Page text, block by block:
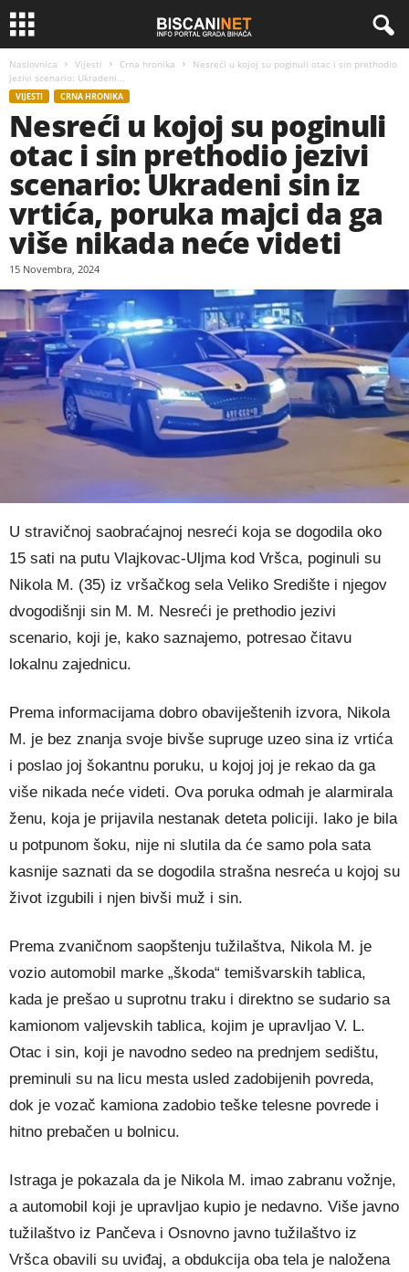
Naslovnica Vijesti Crna hronika
Nesreći u kojoj su poginuli otac i sin prethodio
jezivi scenario: Ukradeni...
VIJESTI CRNA HRONIKA
Nesreći u kojoj su poginuli
otac i sin prethodio jezivi
scenario: Ukradeni sin iz
vrtića, poruka majci da ga
više nikada neće videti
15 Novembra, 2024
U stravičnoj saobraćajnoj nesreći koja se dogodila oko
15 sati na putu Vlajkovac-Uljma kod Vršca, poginuli su
Nikola M. (35) iz vršačkog sela Veliko Središte i njegov
dvogodišnji sin M. M. Nesreći je prethodio jezivi
scenario, koji je, kako saznajemo, potresao čitavu
lokalnu zajednicu.
Prema informacijama dobro obaviještenih izvora, Nikola
M. je bez znanja svoje bivše supruge uzeo sina iz vrtića
i poslao joj šokantnu poruku, u kojoj joj je rekao da ga
više nikada neće videti. Ova poruka odmah je alarmirala
ženu, koja je prijavila nestanak deteta policiji. Iako je bila
u potpunom šoku, nije ni slutila da će samo pola sata
kasnije saznati da se dogodila strašna nesreća u kojoj su
život izgubili i njen bivši muž i sin.
Prema zvaničnom saopštenju tužilaštva, Nikola M. je
vozio automobil marke „škoda“ temišvarskih tablica,
kada je prešao u suprotnu traku i direktno se sudario sa
kamionom valjevskih tablica, kojim je upravljao V. L.
Otac i sin, koji je navodno sedeo na prednjem sedištu,
preminuli su na licu mesta usled zadobijenih povreda,
dok je vozač kamiona zadobio teške telesne povrede i
hitno prebačen u bolnicu.
Istraga je pokazala da je Nikola M. imao zabranu vožnje,
a automobil koji je upravljao kupio je nedavno. Više javno
tužilaštvo iz Pančeva i Osnovno javno tužilaštvo iz
Vršca obavili su uviđaj, a obdukcija oba tela je naložena